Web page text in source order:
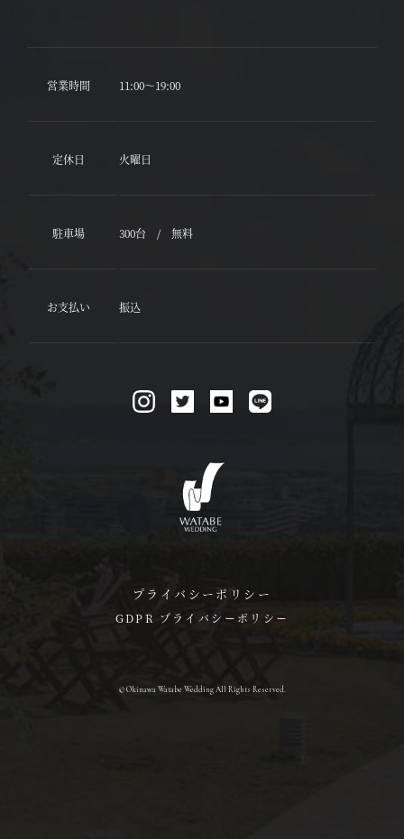
営業時間 11:00～19:00
定休日 火曜日
駐車場 300台 / 無料
お支払い 振込
プライバシーポリシー
GDPR プライバシーポリシー
© Okinawa Watabe Wedding All Rights Reserved.